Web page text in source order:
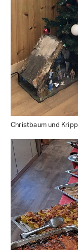
Christbaum und